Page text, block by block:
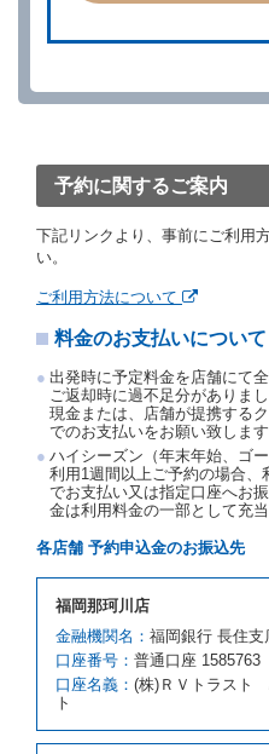
前２項の場合、借受人
約申込金を借受人に返
当社の都合により、予約
約申込金を返還するもの
渡契約が締結されなかっ
たものとします。この
金を返還するものとしま
第５条（代替レンタカー
当社は、借受人から予
カーを貸し渡すことがで
車種クラスのレンタカ
いいます。）の貸渡し
とします。
クラスを除き予約時と同
お、代替レンタカーの貸
スの貸渡料金より高くな
スの貸渡料金によるもの
の貸渡料金より低くなる
の車種クラスの貸渡料
を拒絶し、予約を取り
予約に関するご案内
下記リンクより、事前にご利用
い。
ご利用方法について
料金のお支払いについて
出発時に予定料金を店舗にて
ご返却時に過不足分がありま
現金または、店舗が提携する
でのお支払いをお願い致します
ハイシーズン（年末年始、ゴ
利用1週間以上ご予約の場合
でお支払い又は指定口座へお
金は利用料金の一部として充
各店舗 予約申込金のお振込先
福岡那珂川店
金融機関名： 福岡銀行 長住支
口座番号： 普通口座 1585763
口座名義： (株)ＲＶトラスト
ト